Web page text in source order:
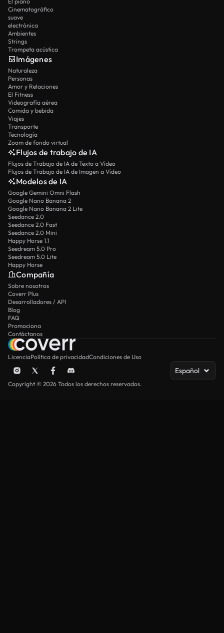
Cinematográfico
suave
electrónica
Ambientes
Strings
Trompeta acústica
Imágenes
Naturaleza
Personas
Amor y Relaciones
El Fitness
Videografía aérea
Comida y bebida
Viajes
Transporte
Tecnología
Zoom de fondo virtual
Flujos de trabajo de IA
Flujos de Trabajo de IA de Texto a Vídeo
Flujos de Trabajo de IA de Imagen a Vídeo
Modelos de IA
Google Gemini Omni Flash
Google Nano Banana 2
Google Nano Banana 2 Lite
Seedance 2.0
Seedance 2.0 Fast
Seedance 2.0 Mini
Happy Horse 1.1
Seedream 5.0 Pro
Seedream 5.0 Lite
Happy Horse
Compañía
Sobre nosotros
Coverr Plus
Desarrolladores / API
Blog
FAQ
Promociona
Contáctanos
LicenciaPolítica de privacidadCondiciones de Uso
Español
Copyright © 2026 Todos los derechos reservados.